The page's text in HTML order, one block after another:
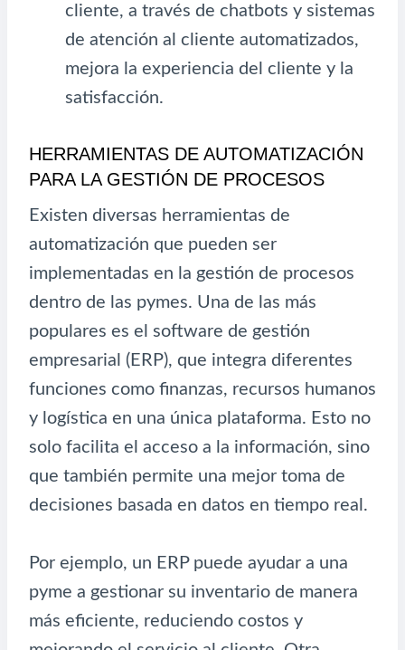
cliente, a través de chatbots y sistemas
de atención al cliente automatizados,
mejora la experiencia del cliente y la
satisfacción.
HERRAMIENTAS DE AUTOMATIZACIÓN
PARA LA GESTIÓN DE PROCESOS
Existen diversas herramientas de
automatización que pueden ser
implementadas en la gestión de procesos
dentro de las pymes. Una de las más
populares es el software de gestión
empresarial (ERP), que integra diferentes
funciones como finanzas, recursos humanos
y logística en una única plataforma. Esto no
solo facilita el acceso a la información, sino
que también permite una mejor toma de
decisiones basada en datos en tiempo real.
Por ejemplo, un ERP puede ayudar a una
pyme a gestionar su inventario de manera
más eficiente, reduciendo costos y